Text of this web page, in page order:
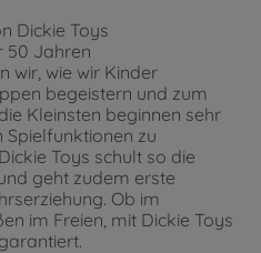
Dickie Toys
50 Jahren
wir, wie wir Kinder
begeistern und zum
Kleinsten beginnen sehr
zu
Toys schult so die
geht zudem erste
Ob im
im Freien, mit Dickie Toys